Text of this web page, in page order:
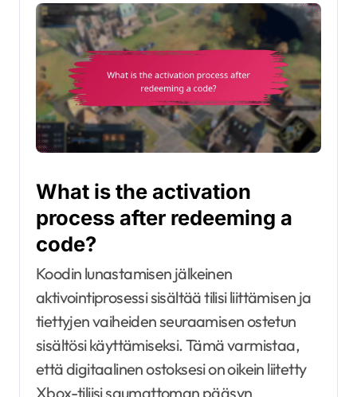
What is the activation
process after redeeming a
code?
Koodin lunastamisen jälkeinen
aktivointiprosessi sisältää tilisi liittämisen ja
tiettyjen vaiheiden seuraamisen ostetun
sisältösi käyttämiseksi. Tämä varmistaa,
että digitaalinen ostoksesi on oikein liitetty
Xbox-tiliisi saumattoman pääsyn